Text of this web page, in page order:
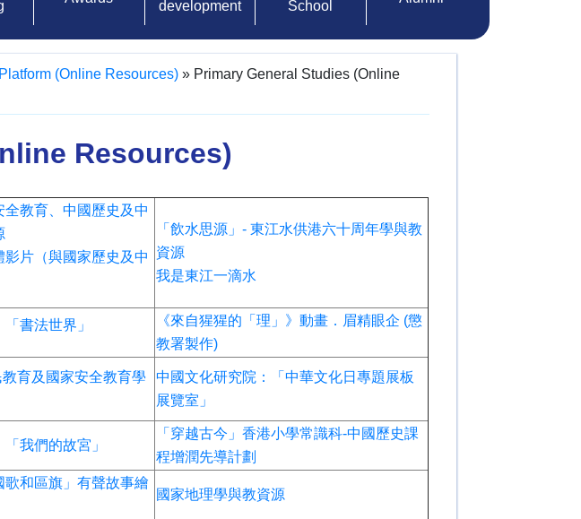
development
School
(Online Resources) » Primary General Studies (Online
Resources)
全教育、中國歷史及中
片（與國家歷史及中
「飲水思源」- 東江水供港六十周年學與教
資源
我是東江一滴水
書法世界」
《來自猩猩的「理」》動畫．眉精眼企 (懲
教署製作)
教育及國家安全教育學
中國文化研究院：「中華文化日專題展板
展覽室」
我們的故宮」
「穿越古今」香港小學常識科-中國歷史課
程增潤先導計劃
歌和區旗」有聲故事繪
國家地理學與教資源